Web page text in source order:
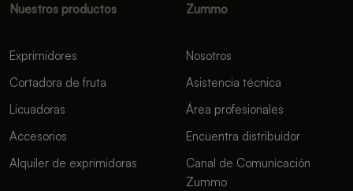
Nuestros productos
Exprimidores
Cortadora de fruta
Licuadoras
Accesorios
Alquiler de exprimidoras
Zummo
Nosotros
Asistencia técnica
Área profesionales
Encuentra distribuidor
Canal de Comunicación
Zummo